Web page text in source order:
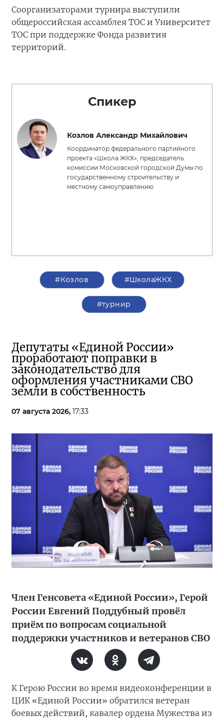
Соорганизаторами турнира выступили
общероссийская ассамблея ТОС и Университет
ТОС при поддержке Фонда развития
территорий.
Спикер
Козлов Александр Михайлович
Координатор федерального партийного
проекта «Школа ЖКХ», председатель
комиссии Московской городской Думы по
государственному строительству и
местному самоуправлению
#Козлов #ШколаЖКХ
#турнир
Депутаты «Единой России»
проработают поправки в
законодательство для
оформления участниками СВО
земли в собственность
07 августа 2026, 17:33
Член Генсовета «Единой России», Герой
России Евгений Поддубный провёл
приём по вопросам социальной
поддержки участников и ветеранов СВО
К Герою России во время видеоконференции в
ЦИК «Единой России» обратился ветеран
боевых действий, кавалер ордена Мужества из